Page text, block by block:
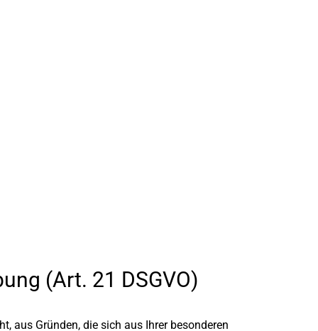
(Art. 21 DSGVO)
aus Gründen, die sich aus Ihrer besonderen